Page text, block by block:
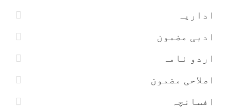
اداریہ
ادبی مضمون
اردو نامہ
اصلاحی مضمون
افسانچہ